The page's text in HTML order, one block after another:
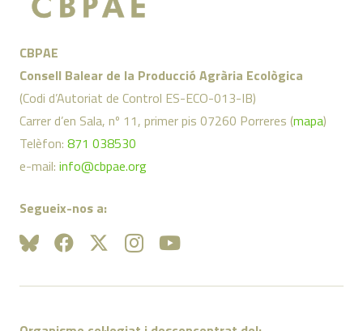
CBPAE
Consell Balear de la Producció Agrària Ecològica
(Codi d’Autoriat de Control ES-ECO-013-IB)
Carrer d’en Sala, nº 11, primer pis 07260 Porreres (mapa)
Telèfon: 871 038530
e-mail: info@cbpae.org
Segueix-nos a: